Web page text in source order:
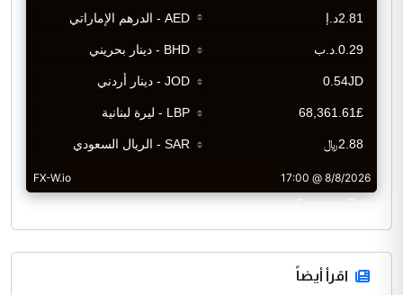
CurrencyRate
اقرأ أيضاً